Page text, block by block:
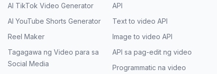
AI TikTok Video Generator
AI YouTube Shorts Generator
Reel Maker
Tagagawa ng Video para sa
Social Media
API
Text to video API
Image to video API
API sa pag-edit ng video
Programmatic na video